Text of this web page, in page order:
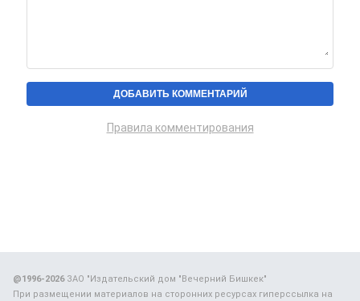
Правила комментирования
@1996-2026ЗАО "Издательский дом "Вечерний Бишкек"
При размещении материалов на сторонних ресурсах гиперссылка на